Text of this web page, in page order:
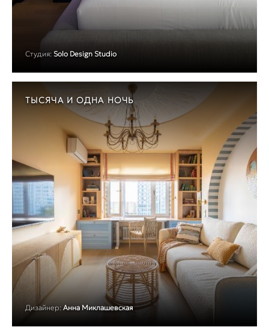
Студия: Solo Design Studio
ТЫСЯЧА И ОДНА НОЧЬ
Дизайнер: Анна Миклашевская